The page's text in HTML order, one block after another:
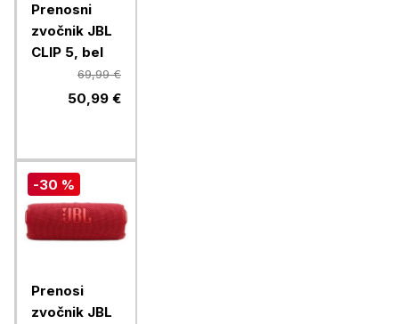
Prenosni
zvočnik JBL
CLIP 5, bel
69,99 €
50,99 €
-30 %
Prenosi
zvočnik JBL